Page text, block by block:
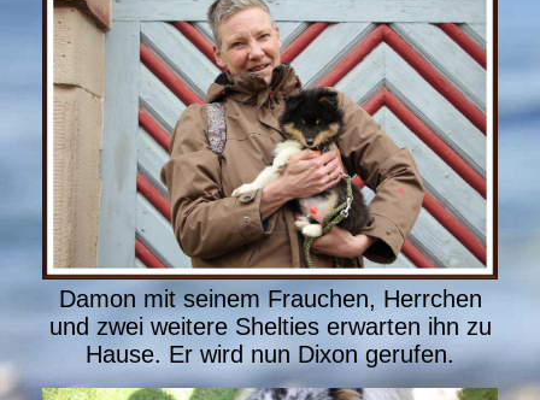
Damon mit seinem Frauchen, Herrchen
und zwei weitere Shelties erwarten ihn zu
Hause. Er wird nun Dixon gerufen.